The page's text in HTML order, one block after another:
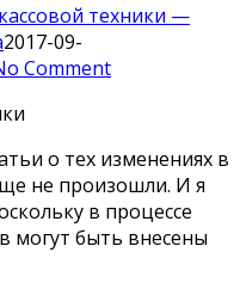
техники —
2017-09-
Comment
о тех изменениях в
не произошли. И я
в процессе
могут быть внесены